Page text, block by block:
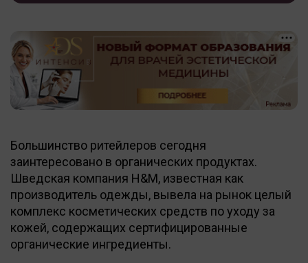
Большинство ритейлеров сегодня
заинтересовано в органических продуктах.
Шведская компания H&M, известная как
производитель одежды, вывела на рынок целый
комплекс косметических средств по уходу за
кожей, содержащих сертифицированные
органические ингредиенты.